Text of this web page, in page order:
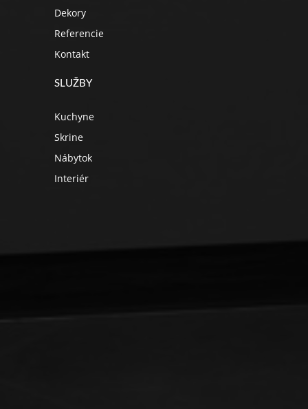
Dekory
Referencie
Kontakt
SLUŽBY
Kuchyne
Skrine
Nábytok
Interiér